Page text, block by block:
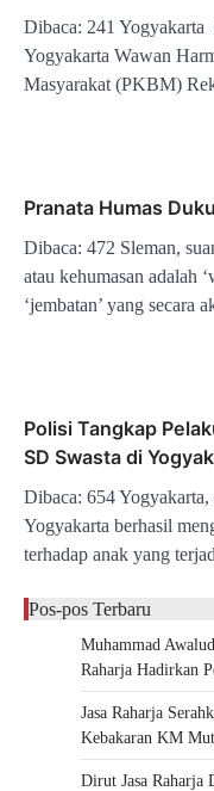
Dibaca: 241 Yogyakarta
Yogyakarta Wawan
Masyarakat (PKBM)
Pranata Humas
Dibaca: 472 Sleman,
atau kehumasan adalah
‘jembatan’ yang secara
Polisi Tangkap
SD Swasta di
Dibaca: 654 Yogyakarta,
Yogyakarta berhasil
terhadap anak yang
Pos-pos Terbaru
Muhammad
Raharja Hadirkan
Jasa Raharja
Kebakaran KM
Dirut Jasa Raharja